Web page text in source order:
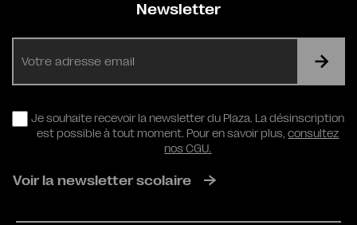
Newsletter
RGPD
Je souhaite recevoir la newsletter du Plaza. La désinscription
est possible à tout moment. Pour en savoir plus,consultez
nos CGU.
Voir la newsletter scolaire